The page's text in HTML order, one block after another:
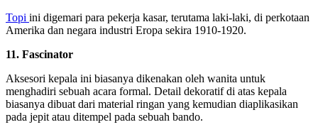
Topi ini digemari para pekerja kasar, terutama laki-laki, di perkotaan
Amerika dan negara industri Eropa sekira 1910-1920.
11. Fascinator
Aksesori kepala ini biasanya dikenakan oleh wanita untuk
menghadiri sebuah acara formal. Detail dekoratif di atas kepala
biasanya dibuat dari material ringan yang kemudian diaplikasikan
pada jepit atau ditempel pada sebuah bando.